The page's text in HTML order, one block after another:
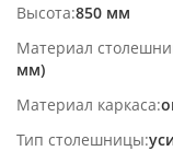
Высота 850 мм
Материал
мм)
Материал каркаса
Тип столешницы